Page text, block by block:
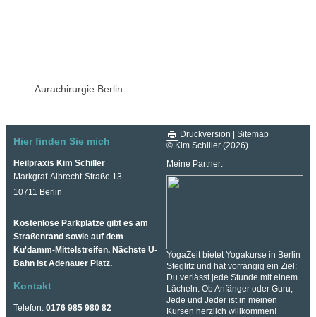
Aurachirurgie Berlin
Hier finden Sie mich
Heilpraxis Kim Schiller
Markgraf-Albrecht-Straße 13
10711 Berlin
Kostenlose Parkplätze gibt es am
Straßenrand sowie auf dem
Ku'damm-Mittelstreifen. Nächste U-
Bahn ist Adenauer Platz.
Kontakt
Telefon: 0176 985 980 82
Druckversion
Sitemap
© Kim Schiller (2026)
Meine Partner:
YogaZeit bietet Yogakurse in Berlin
Steglitz und hat vorrangig ein Ziel:
Du verlässt jede Stunde mit einem
Lächeln. Ob Anfänger oder Guru,
Jede und Jeder ist in meinen
Kursen herzlich willkommen!